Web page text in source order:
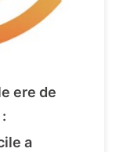
ere de
a